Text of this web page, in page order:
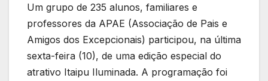
Um grupo de 235 alunos, familiares e
professores da APAE (Associação de Pais e
Amigos dos Excepcionais) participou, na última
sexta-feira (10), de uma edição especial do
atrativo Itaipu Iluminada. A programação foi